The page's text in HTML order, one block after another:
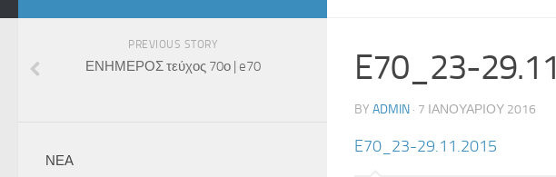
E70_23-
BY ADMIN · 7 ΙΑΝΟΥΑΡΊΟΥ 2016
E70_23-29.11.2015
PREVIOUS STORY
ΕΝΗΜΕΡΟΣ τεύχος 70ο | e70
ΝΕΑ